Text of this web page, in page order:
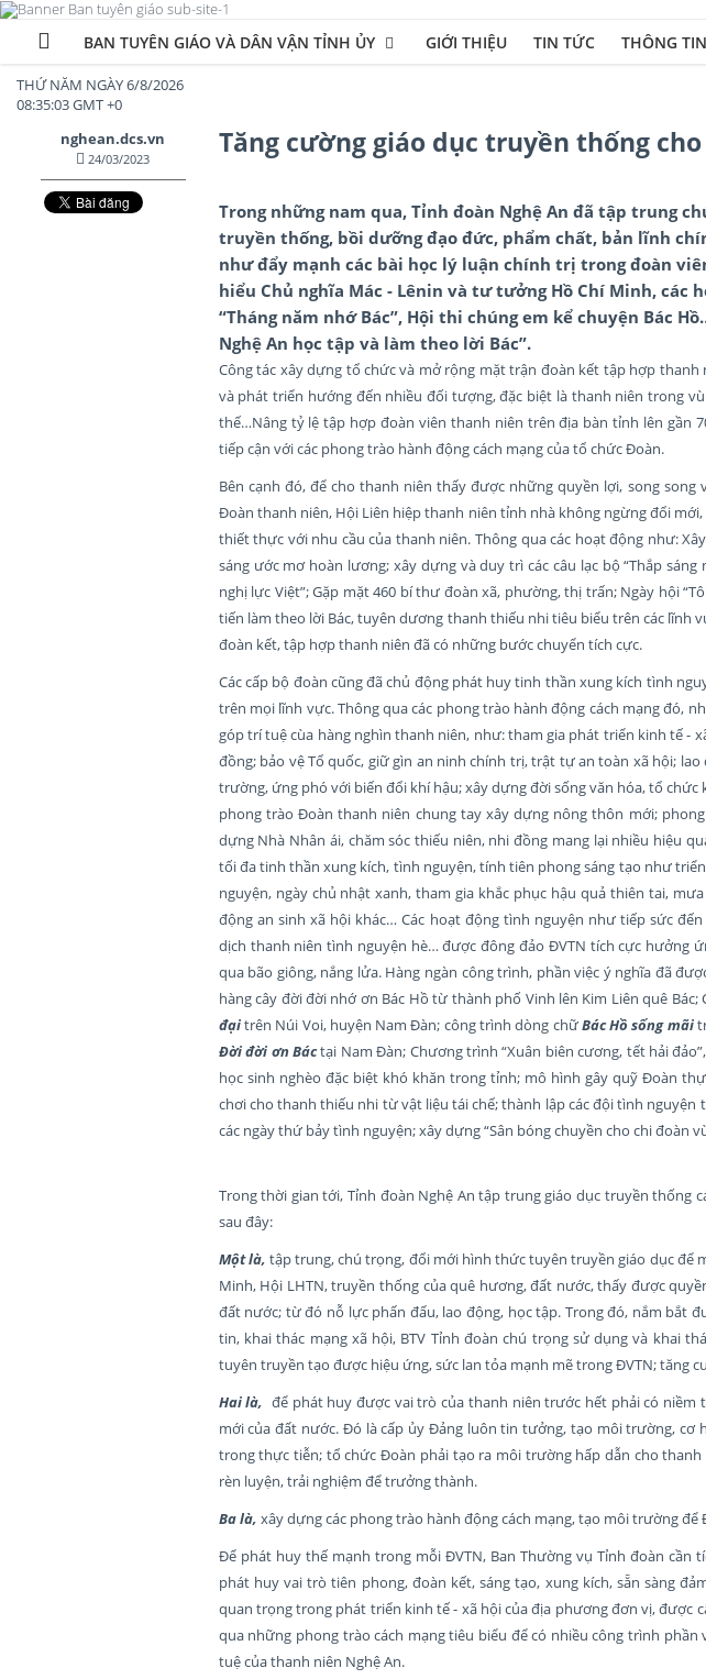
BAN TUYÊN GIÁO VÀ DÂN VẬN TỈNH ỦY GIỚI THIỆU TIN TỨC THÔNG
THỨ NĂM NGÀY 6/8/2026
08:35:04 GMT +0
nghean.dcs.vn
24/03/2023 Tăng cường giáo dục truyền thống
Trong những nam qua, Tỉnh đoàn Nghệ An đã tập trung
truyền thống, bồi dưỡng đạo đức, phẩm chất, bản lĩnh
như đẩy mạnh các bài học lý luận chính trị trong đoàn
hiểu Chủ nghĩa Mác - Lênin và tư tưởng Hồ Chí Minh, các
“Tháng năm nhớ Bác”, Hội thi chúng em kể chuyện Bác
Nghệ An học tập và làm theo lời Bác”.
Công tác xây dựng tổ chức và mở rộng mặt trận đoàn kết tập hợp
và phát triển hướng đến nhiều đối tượng, đặc biệt là thanh niên trong
thế…Nâng tỷ lệ tập hợp đoàn viên thanh niên trên địa bàn tỉnh lên gần
tiếp cận với các phong trào hành động cách mạng của tổ chức Đoàn.
Bên cạnh đó, để cho thanh niên thấy được những quyền lợi, song
Đoàn thanh niên, Hội Liên hiệp thanh niên tỉnh nhà không ngừng đổi
thiết thực với nhu cầu của thanh niên. Thông qua các hoạt động như:
sáng ước mơ hoàn lương; xây dựng và duy trì các câu lạc bộ “Thắp
nghị lực Việt”; Gặp mặt 460 bí thư đoàn xã, phường, thị trấn; Ngày hội
tiến làm theo lời Bác, tuyên dương thanh thiếu nhi tiêu biểu trên các lĩnh
đoàn kết, tập hợp thanh niên đã có những bước chuyển tích cực.
Các cấp bộ đoàn cũng đã chủ động phát huy tinh thần xung kích tình
trên mọi lĩnh vực. Thông qua các phong trào hành động cách mạng đó,
góp trí tuệ cùa hàng nghìn thanh niên, như: tham gia phát triển kinh tế -
đồng; bảo vệ Tổ quốc, giữ gìn an ninh chính trị, trật tự an toàn xã hội;
trường, ứng phó với biến đổi khí hậu; xây dựng đời sống văn hóa, tổ
phong trào Đoàn thanh niên chung tay xây dựng nông thôn mới;
dựng Nhà Nhân ái, chăm sóc thiếu niên, nhi đồng mang lại nhiều hiệu
tối đa tinh thần xung kích, tình nguyện, tính tiên phong sáng tạo như
nguyện, ngày chủ nhật xanh, tham gia khắc phục hậu quả thiên tai,
động an sinh xã hội khác… Các hoạt động tình nguyện như tiếp sức
dịch thanh niên tình nguyện hè… được đông đảo ĐVTN tích cực hưởng
qua bão giông, nắng lửa. Hàng ngàn công trình, phần việc ý nghĩa đã
hàng cây đời đời nhớ ơn Bác Hồ từ thành phố Vinh lên Kim Liên quê
đạitrên Núi Voi, huyện Nam Đàn; công trình dòng chữBác Hồ sống mãi
Đời đời ơn Báctại Nam Đàn; Chương trình “Xuân biên cương, tết hải
học sinh nghèo đặc biệt khó khăn trong tỉnh; mô hình gây quỹ Đoàn
chơi cho thanh thiếu nhi từ vật liệu tái chế; thành lập các đội tình
các ngày thứ bảy tình nguyện; xây dựng “Sân bóng chuyền cho chi đoàn
Trong thời gian tới, Tỉnh đoàn Nghệ An tập trung giáo dục truyền thống
sau đây:
Một là, tập trung, chú trọng, đổi mới hình thức tuyên truyền giáo dục để
Minh, Hội LHTN, truyền thống của quê hương, đất nước, thấy được
đất nước; từ đó nỗ lực phấn đấu, lao động, học tập. Trong đó, nắm bắt
tin, khai thác mạng xã hội, BTV Tỉnh đoàn chú trọng sử dụng và khai
tuyên truyền tạo được hiệu ứng, sức lan tỏa mạnh mẽ trong ĐVTN; tăng
Hai là, để phát huy được vai trò của thanh niên trước hết phải có
mới của đất nước. Đó là cấp ủy Đảng luôn tin tưởng, tạo môi trường, cơ
trong thực tiễn; tổ chức Đoàn phải tạo ra môi trường hấp dẫn cho
rèn luyện, trải nghiệm để trưởng thành.
Ba là, xây dựng các phong trào hành động cách mạng, tạo môi trường
Để phát huy thế mạnh trong mỗi ĐVTN, Ban Thường vụ Tỉnh đoàn cần
phát huy vai trò tiên phong, đoàn kết, sáng tạo, xung kích, sẵn sàng
quan trọng trong phát triển kinh tế - xã hội của địa phương đơn vị, được
qua những phong trào cách mạng tiêu biểu để có nhiều công trình
tuệ của thanh niên Nghệ An.